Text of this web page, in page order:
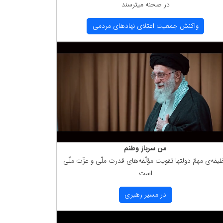
در صحنه میترسند
واكنش جمعیت اعتلای نهادهای مردمی
من سرباز وطنم
مهمّ دولتها تقویت مؤلّفه‌های قدرت ملّی و عزّت ملّی
است
در مسیر رهبری